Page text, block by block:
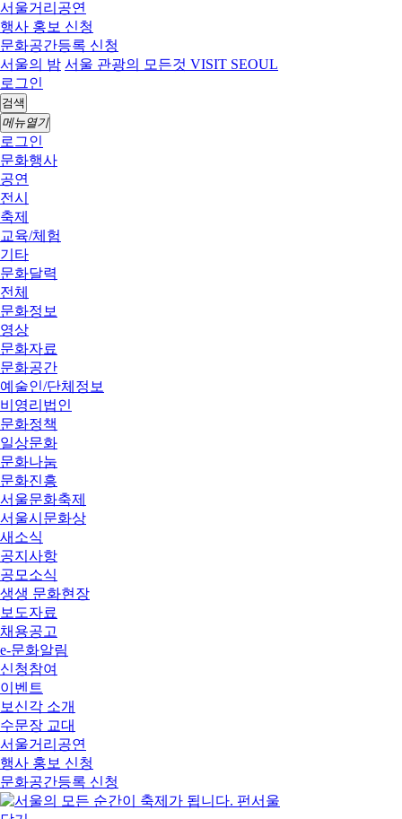
서울거리공연
행사 홍보 신청
문화공간등록 신청
서울의 밤 서울 관광의 모든것 VISIT SEOUL
로그인
검색
메뉴열기
로그인
문화행사
공연
전시
축제
교육/체험
기타
문화달력
전체
문화정보
영상
문화자료
문화공간
예술인/단체정보
비영리법인
문화정책
일상문화
문화나눔
문화진흥
서울문화축제
서울시문화상
새소식
공지사항
공모소식
생생 문화현장
보도자료
채용공고
e-문화알림
신청참여
이벤트
보신각 소개
수문장 교대
서울거리공연
행사 홍보 신청
문화공간등록 신청